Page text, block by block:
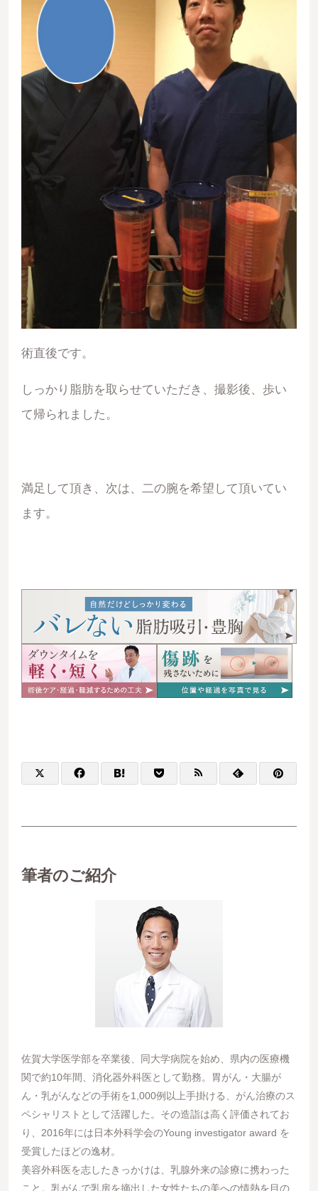
術直後です。
しっかり脂肪を取らせていただき、撮影後、歩い
て帰られました。
満足して頂き、次は、二の腕を希望して頂いてい
ます。
筆者のご紹介
佐賀大学医学部を卒業後、同大学病院を始め、県内の医療機
関で約10年間、消化器外科医として勤務。胃がん・大腸が
ん・乳がんなどの手術を1,000例以上手掛ける、がん治療のス
ペシャリストとして活躍した。その造詣は高く評価されてお
り、2016年には日本外科学会のYoung investigator award を
受賞したほどの逸材。
美容外科医を志したきっかけは、乳腺外来の診療に携わった
こと。乳がんで乳房を摘出した女性たちの美への情熱を目の